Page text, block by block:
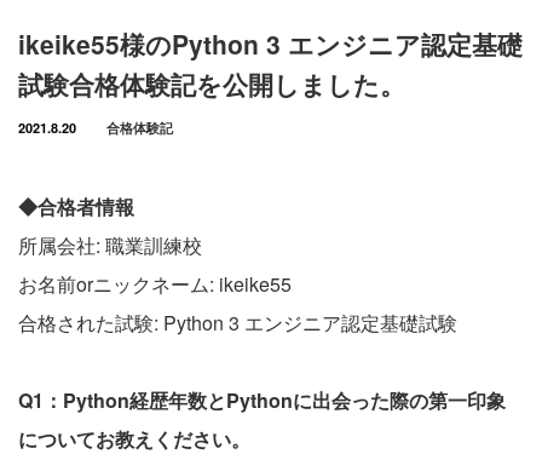
ikeike55様のPython 3 エンジニア認定基礎
試験合格体験記を公開しました。
2021.8.20 合格体験記
◆合格者情報
所属会社: 職業訓練校
お名前orニックネーム: ikeike55
合格された試験: Python 3 エンジニア認定基礎試験
Q1：Python経歴年数とPythonに出会った際の第一印象
についてお教えください。